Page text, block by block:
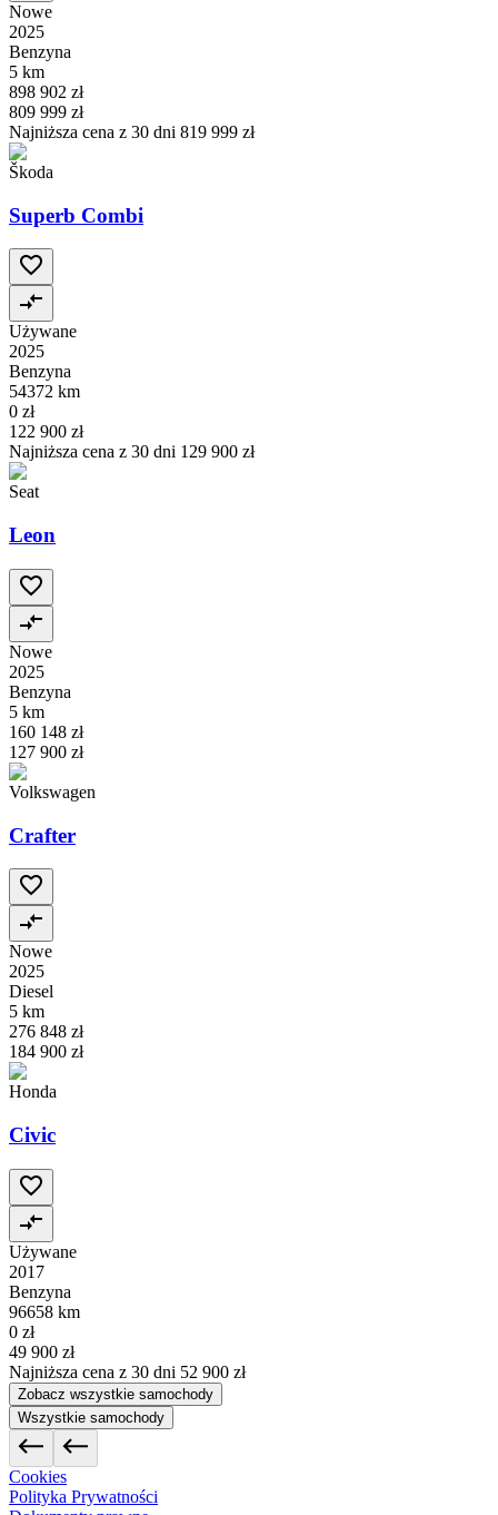
Nowe
2025
Benzyna
5 km
898 902 zł
809 999 zł
Najniższa cena z 30 dni 819 999 zł
Škoda
Superb Combi
Używane
2025
Benzyna
54372 km
0 zł
122 900 zł
Najniższa cena z 30 dni 129 900 zł
Seat
Leon
Nowe
2025
Benzyna
5 km
160 148 zł
127 900 zł
Volkswagen
Crafter
Nowe
2025
Diesel
5 km
276 848 zł
184 900 zł
Honda
Civic
Używane
2017
Benzyna
96658 km
0 zł
49 900 zł
Najniższa cena z 30 dni 52 900 zł
Zobacz wszystkie samochody
Wszystkie samochody
Cookies
Polityka Prywatności